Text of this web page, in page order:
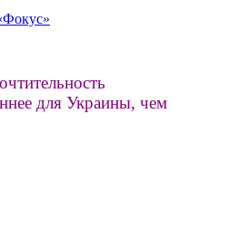
для Украины, чем